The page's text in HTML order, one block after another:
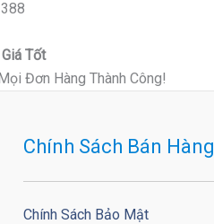
Tốt
Đơn Hàng Thành Công!
Chính Sách Bán Hàng
Chính Sách Bảo Mật